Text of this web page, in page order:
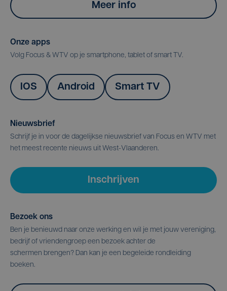
Meer info
Onze apps
Volg Focus & WTV op je smartphone, tablet of smart TV.
IOS Android Smart TV
Nieuwsbrief
Schrijf je in voor de dagelijkse nieuwsbrief van Focus en WTV met
het meest recente nieuws uit West-Vlaanderen.
Inschrijven
Bezoek ons
Ben je benieuwd naar onze werking en wil je met jouw vereniging,
bedrijf of vriendengroep een bezoek achter de
schermen brengen? Dan kan je een begeleide rondleiding
boeken.